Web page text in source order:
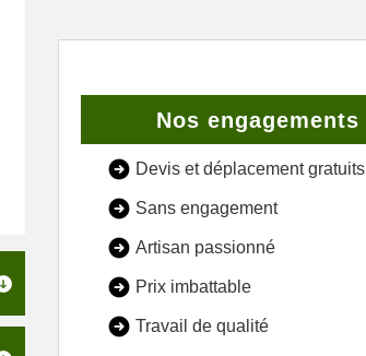
Nos engagements
Devis et déplacement gratuits
Sans engagement
Artisan passionné
Prix imbattable
Travail de qualité